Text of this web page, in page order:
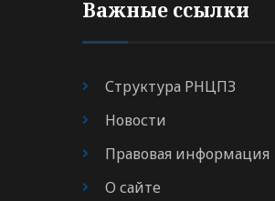
Важные ссылки
Структура РНЦПЗ
Новости
Правовая информация
О сайте